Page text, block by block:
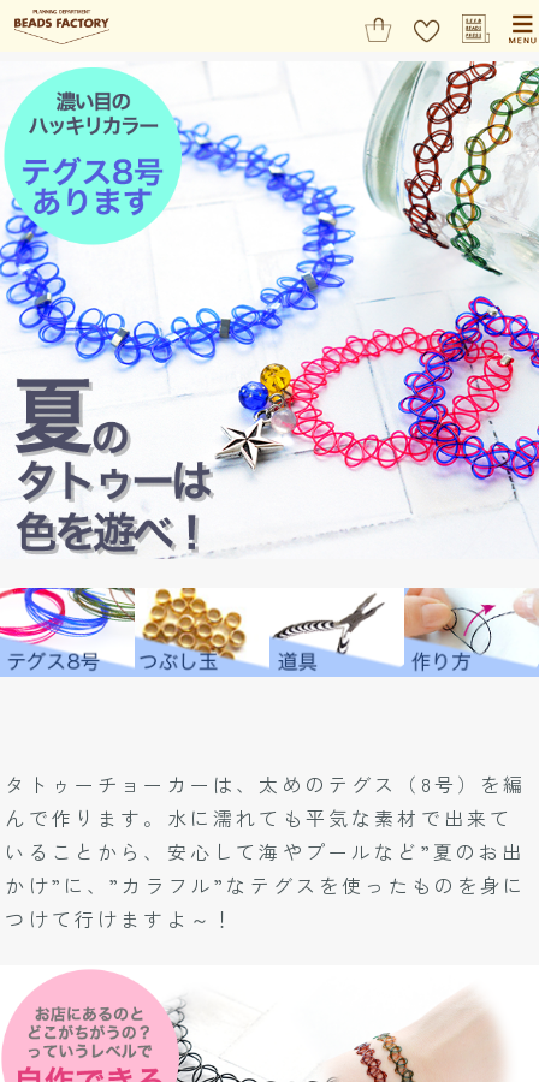
タトゥーチョーカーは、太めのテグス（8号）を編
んで作ります。水に濡れても平気な素材で出来て
いることから、安心して海やプールなど”夏のお出
かけ”に、”カラフル”なテグスを使ったものを身に
つけて行けますよ～！